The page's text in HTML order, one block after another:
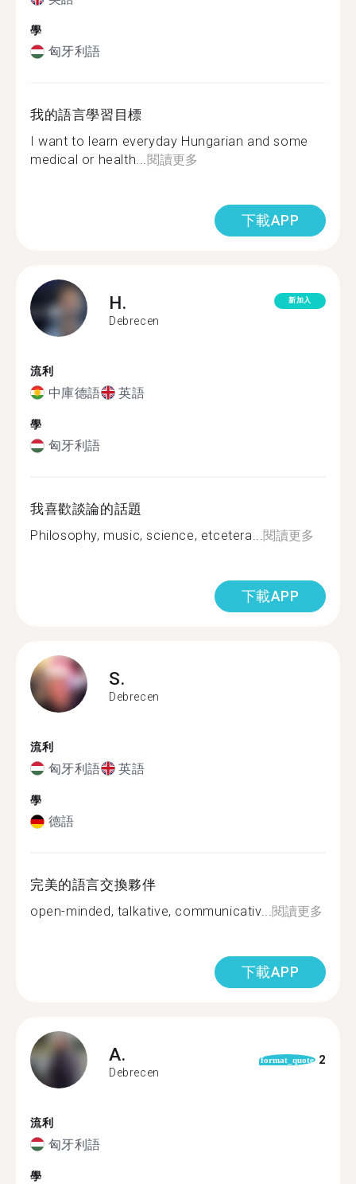
學
匈牙利語
我的語言學習目標
I want to learn everyday Hungarian and some
medical or health...閱讀更多
下載APP
H.
Debrecen
新加入
流利
中庫德語 英語
學
匈牙利語
我喜歡談論的話題
Philosophy, music, science, etcetera...閱讀更多
下載APP
S.
Debrecen
流利
匈牙利語 英語
學
德語
完美的語言交換夥伴
open-minded, talkative, communicativ...閱讀更多
下載APP
A.
Debrecen
format_quote 2
流利
匈牙利語
學